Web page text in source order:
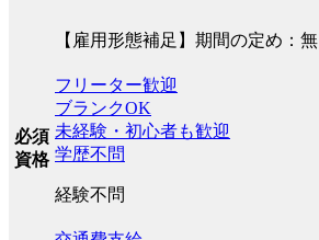
【雇用形態補足】期間の定め：無
必須
資格
フリーター歓迎
ブランクOK
未経験・初心者も歓迎
学歴不問
経験不問